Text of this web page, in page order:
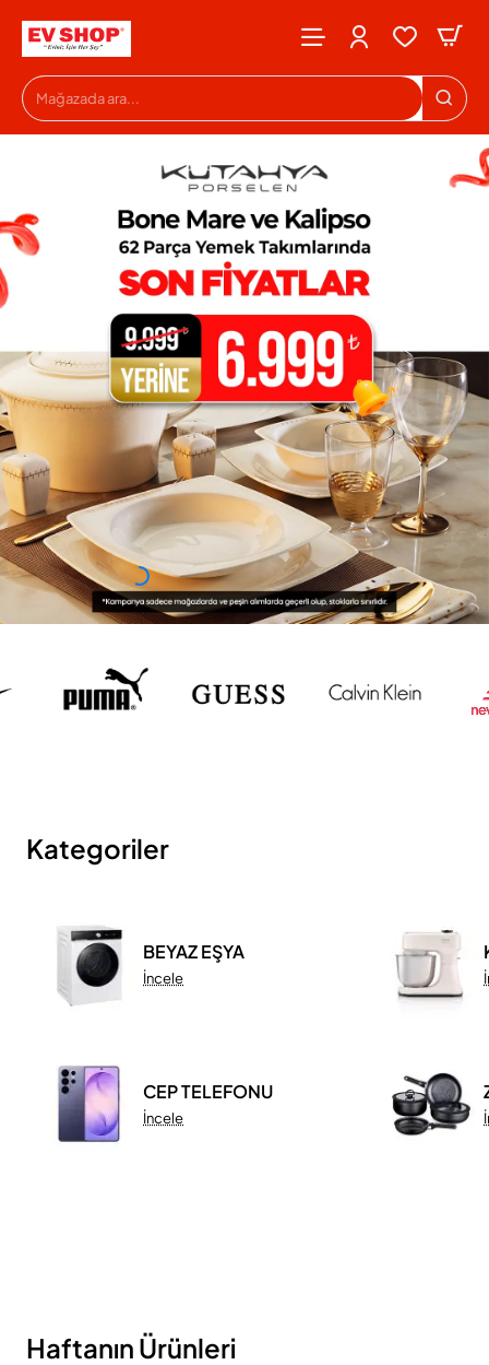
Evshop
Mağazada
ara...
Kategoriler
BEYAZ EŞYA
İncele
CEP TELEFONU
İncele
Haftanın Ürünleri